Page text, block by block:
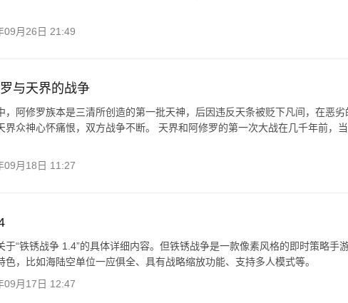
09月26日 21:49
与天界的战争
，阿修罗族本是三清所创造的第一批天神，后因违反天条被贬下凡间，在恶劣
界众神心怀痛恨，双方战争不断。 天界和阿修罗的第一次大战在几千年前，
09月18日 11:27
于“铁锈战争 1.4”的具体详细内容。但铁锈战争是一款像素风格的即时策略手
色，比如海陆空单位一应俱全、具有战略缩放功能、支持多人模式等。
09月17日 12:47